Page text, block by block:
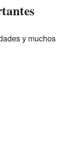
y muchos